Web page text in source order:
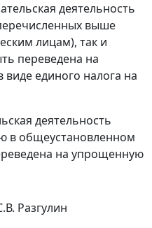
деятельность
выше
лицам), так и
переведена на
единого налога на
деятельность
в общеустановленном
на упрощенную
Разгулин